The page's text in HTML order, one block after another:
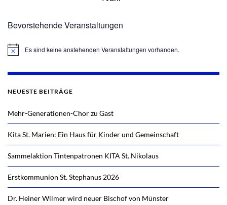
Bevorstehende Veranstaltungen
HinweisEs sind keine anstehenden Veranstaltungen vorhanden.
NEUESTE BEITRÄGE
Mehr-Generationen-Chor zu Gast
Kita St. Marien: Ein Haus für Kinder und Gemeinschaft
Sammelaktion Tintenpatronen KITA St. Nikolaus
Erstkommunion St. Stephanus 2026
Dr. Heiner Wilmer wird neuer Bischof von Münster